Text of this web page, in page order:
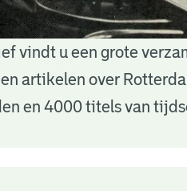
vindt u een grote
artikelen over
en 4000 titels van